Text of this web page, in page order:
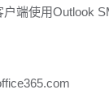
端使用Outlook